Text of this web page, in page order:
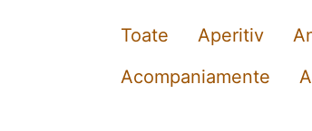
Toate Aperitiv
Acompaniamente